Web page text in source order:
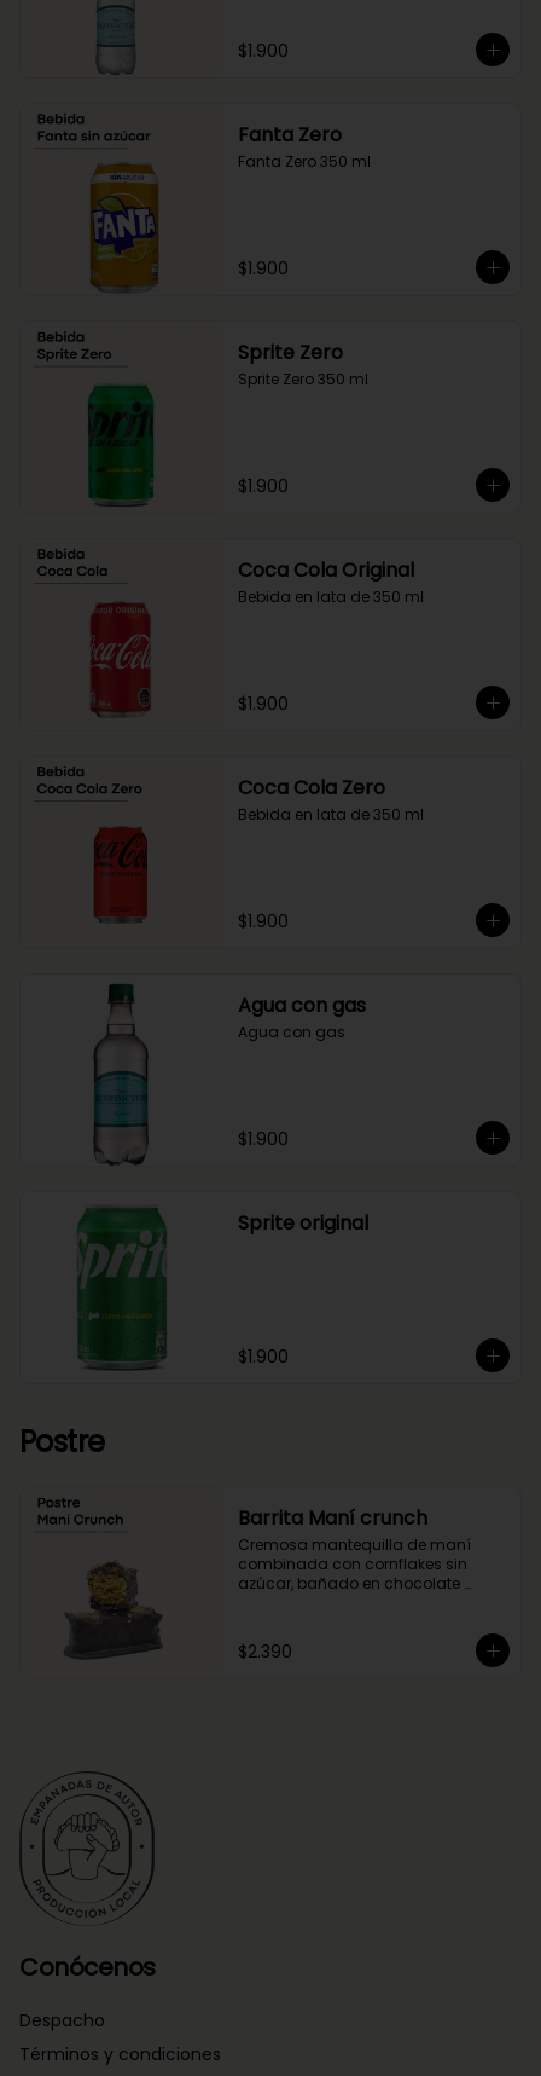
$1.900
Fanta Zero
Fanta Zero 350 ml
$1.900
Sprite Zero
Sprite Zero 350 ml
$1.900
Coca Cola Original
Bebida en lata de 350 ml
$1.900
Coca Cola Zero
Bebida en lata de 350 ml
$1.900
Agua con gas
Agua con gas
$1.900
Sprite original
$1.900
Postre
Barrita Maní crunch
Cremosa mantequilla de maní
combinada con cornflakes sin
azúcar, bañado en chocolate
$2.390
Conócenos
Despacho
Términos y condiciones